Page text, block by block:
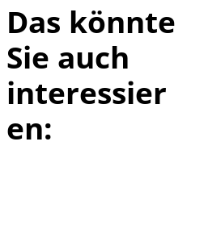
Das könnte
Sie auch
interessier
en: